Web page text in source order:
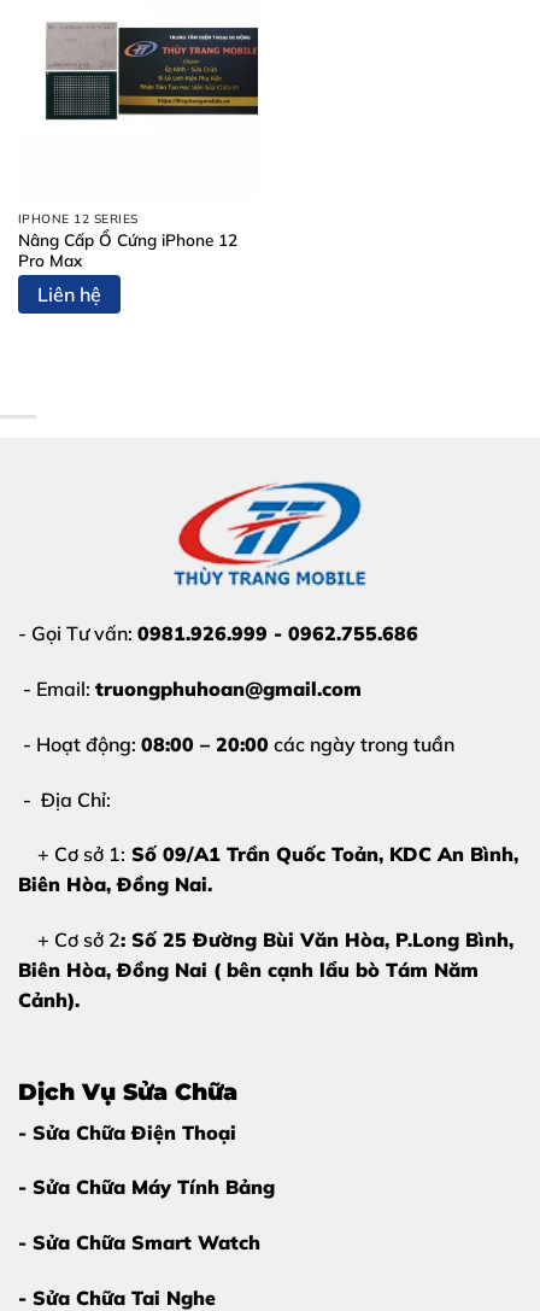
IPHONE 12 SERIES
Nâng Cấp Ổ Cứng iPhone 12
Pro Max
Liên hệ
- Gọi Tư vấn: 0981.926.999 - 0962.755.686
- Email: truongphuhoan@gmail.com
- Hoạt động: 08:00 – 20:00 các ngày trong tuần
- Địa Chỉ:
+ Cơ sở 1: Số 09/A1 Trần Quốc Toản, KDC An Bình,
Biên Hòa, Đồng Nai.
+ Cơ sở 2: Số 25 Đường Bùi Văn Hòa, P.Long Bình,
Biên Hòa, Đồng Nai ( bên cạnh lẩu bò Tám Năm
Cảnh).
Dịch Vụ Sửa Chữa
- Sửa Chữa Điện Thoại
- Sửa Chữa Máy Tính Bảng
- Sửa Chữa Smart Watch
- Sửa Chữa Tai Nghe